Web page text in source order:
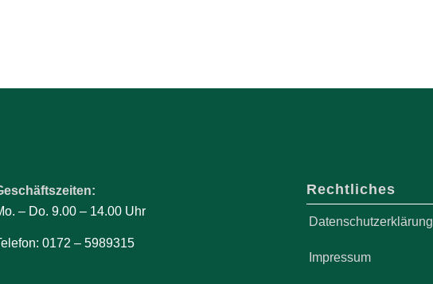
– Do. 9.00 – 14.00 Uhr
0172 – 5989315
Rechtliches
Datenschutzerklärung
Impressum